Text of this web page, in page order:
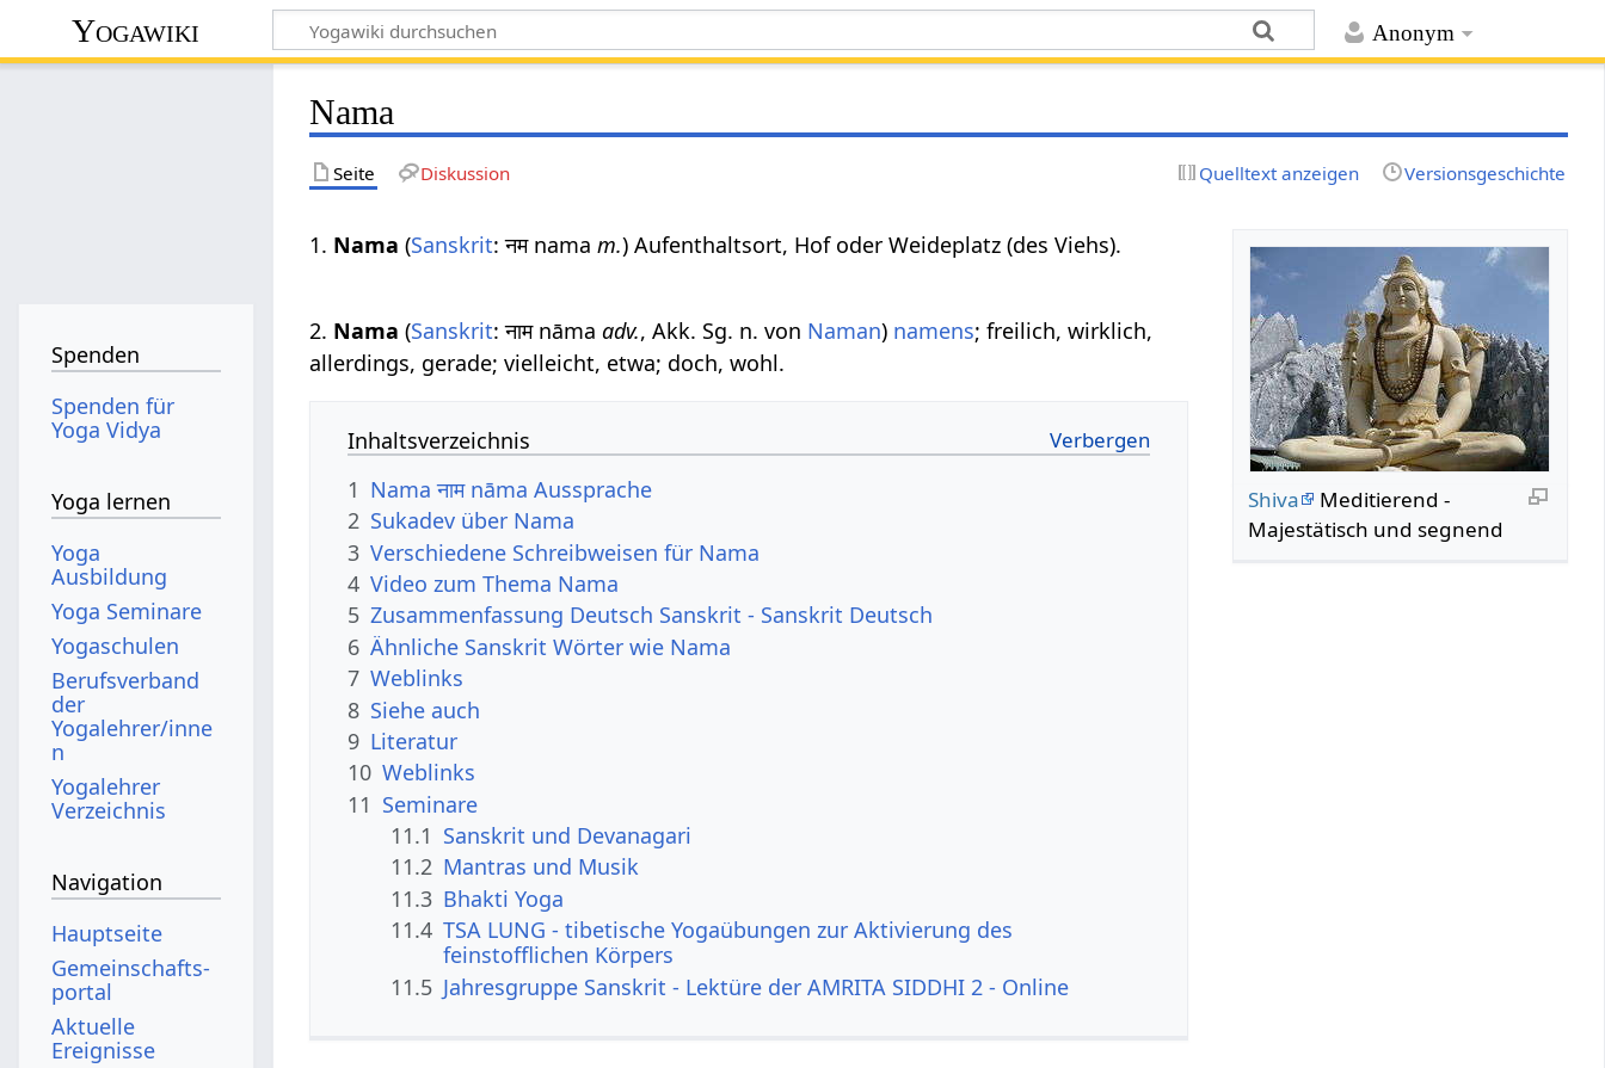
Anonym
Yogawiki
Nama
Seite Diskussion Quelltext anzeigen Versionsgeschichte
Shiva
Meditierend -
Majestätisch und segnend
1. Nama (Sanskrit: नम namam.) Aufenthaltsort, Hof oder Weideplatz (des Viehs).
2. Nama (Sanskrit: नाम nāmaadv., Akk. Sg. n. von Naman) namens; freilich, wirklich,
allerdings, gerade; vielleicht, etwa; doch, wohl.
Inhaltsverzeichnis
1 Nama नाम nāma Aussprache
2 Sukadev über Nama
3 Verschiedene Schreibweisen für Nama
4 Video zum Thema Nama
5 Zusammenfassung Deutsch Sanskrit - Sanskrit Deutsch
6 Ähnliche Sanskrit Wörter wie Nama
7 Weblinks
8 Siehe auch
9 Literatur
10 Weblinks
11 Seminare
11.1 Sanskrit und Devanagari
11.2 Mantras und Musik
11.3 Bhakti Yoga
11.4 TSA LUNG - tibetische Yogaübungen zur Aktivierung des
feinstofflichen Körpers
11.5 Jahresgruppe Sanskrit - Lektüre der AMRITA SIDDHI 2 - Online
Spenden
Spenden für
Yoga Vidya
Yoga lernen
Yoga
Ausbildung
Yoga Seminare
Yogaschulen
Berufsverband
der
Yogalehrer/inne
n
Yogalehrer
Verzeichnis
Navigation
Hauptseite
Gemeinschafts­
portal
Aktuelle
Ereignisse